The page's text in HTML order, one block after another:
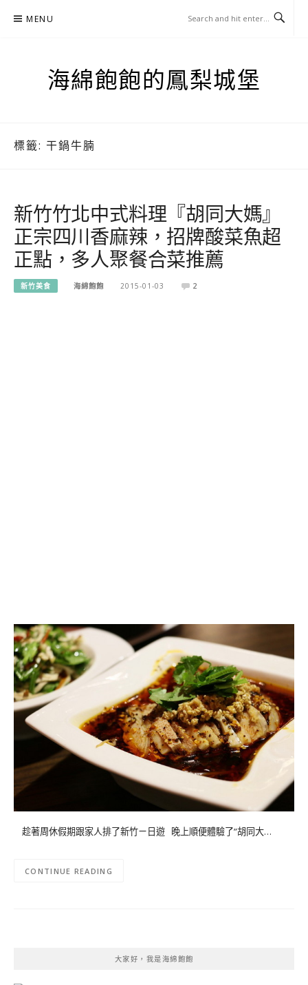
MENU
海綿飽飽的鳳梨城堡
標籤: 干鍋牛腩
新竹竹北中式料理『胡同大媽』
正宗四川香麻辣，招牌酸菜魚超
正點，多人聚餐合菜推薦
新竹美食 海綿飽飽 2015-01-03 2
趁著周休假期跟家人排了新竹ㄧ日遊 晚上順便體驗了”胡同大…
CONTINUE READING
大家好，我是海綿飽飽